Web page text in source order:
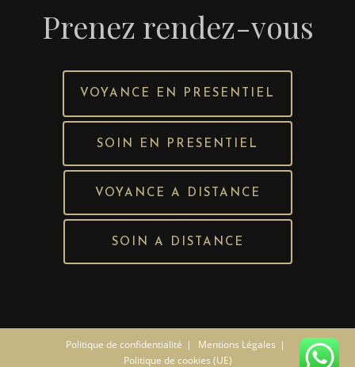
Prenez rendez-vous
VOYANCE EN PRESENTIEL
SOIN EN PRESENTIEL
VOYANCE A DISTANCE
SOIN A DISTANCE
Politique de confidentialité
Mentions Légales
Politique de cookies (UE)